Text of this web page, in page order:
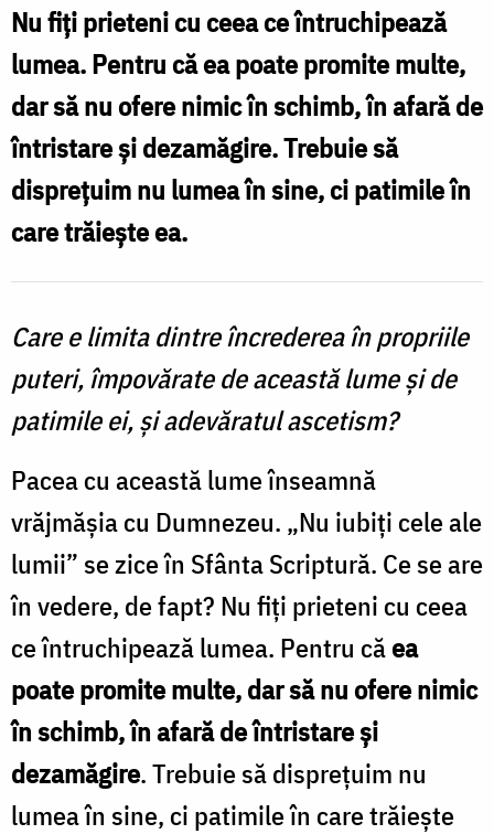
nu
lumea
în
sine,
patimile
în
care
trăiește
ea
Oana
Nechifor
Nu fiți prieteni cu ceea ce întruchipează
lumea. Pentru că ea poate promite multe,
dar să nu ofere nimic în schimb, în afară de
întristare și dezamăgire. Trebuie să
disprețuim nu lumea în sine, ci patimile în
care trăiește ea.
Care e limita dintre încrederea în propriile
puteri, împovărate de această lume și de
patimile ei, și adevăratul ascetism?
Pacea cu această lume înseamnă
vrăjmășia cu Dumnezeu. „Nu iubiți cele ale
lumii” se zice în Sfânta Scriptură. Ce se are
în vedere, de fapt? Nu fiți prieteni cu ceea
ce întruchipează lumea. Pentru căea
poate promite multe, dar să nu ofere nimic
în schimb, în afară de întristare și
dezamăgire. Trebuie să disprețuim nu
lumea în sine, ci patimile în care trăiește